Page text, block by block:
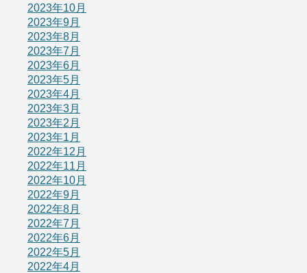
2023年10月
2023年9月
2023年8月
2023年7月
2023年6月
2023年5月
2023年4月
2023年3月
2023年2月
2023年1月
2022年12月
2022年11月
2022年10月
2022年9月
2022年8月
2022年7月
2022年6月
2022年5月
2022年4月